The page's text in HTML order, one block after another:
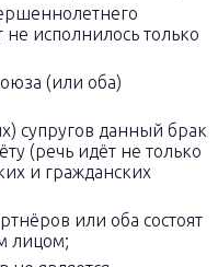
не исполнилось только
(или оба)
супругов данный брак
(речь идёт не только
и гражданских
или оба состоят
лицом;